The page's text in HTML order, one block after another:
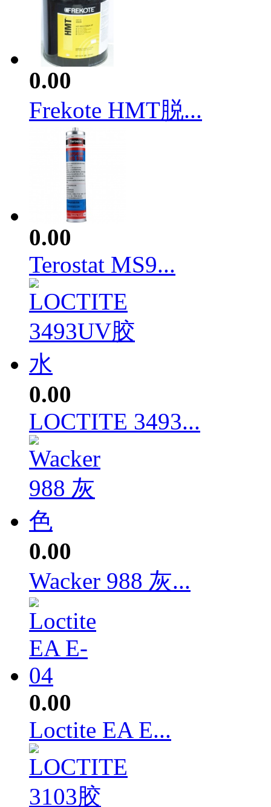
0.00
Frekote HMT脱...
0.00
Terostat MS9...
0.00
LOCTITE 3493...
0.00
Wacker 988 灰...
0.00
Loctite EA E...